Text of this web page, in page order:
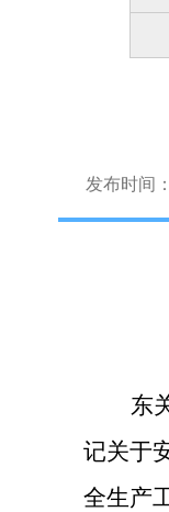
发布时间
东
记关于
全生产